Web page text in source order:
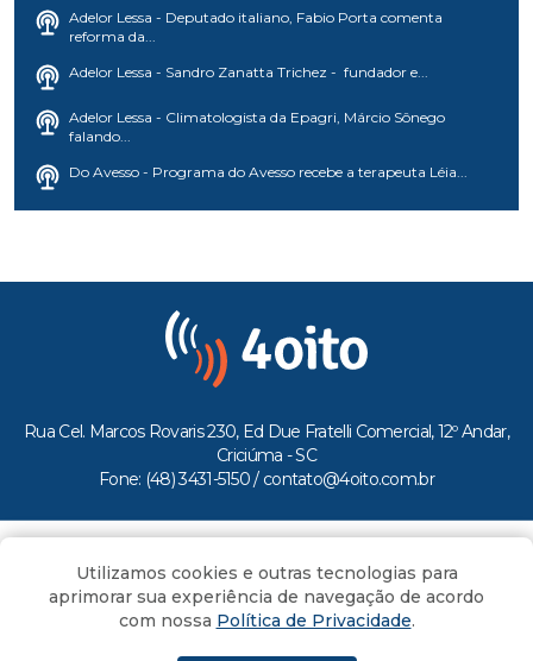
Adelor Lessa - Deputado italiano, Fabio Porta comenta
reforma da...
Adelor Lessa - Sandro Zanatta Trichez - fundador e...
Adelor Lessa - Climatologista da Epagri, Márcio Sônego
falando...
Do Avesso - Programa do Avesso recebe a terapeuta Léia...
Rua Cel. Marcos Rovaris 230, Ed Due Fratelli Comercial, 12º Andar,
Criciúma - SC
Fone: (48) 3431-5150 / contato@4oito.com.br
Todos os direitos reservados ao Portal 4oito
Utilizamos cookies e outras tecnologias para
aprimorar sua experiência de navegação de acordo
com nossa Política de Privacidade.